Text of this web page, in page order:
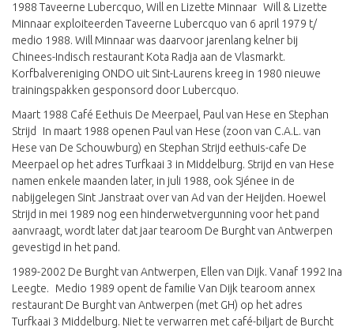
1988 Taveerne Lubercquo, Will en Lizette Minnaar Will & Lizette
Minnaar exploiteerden Taveerne Lubercquo van 6 april 1979 t/
medio 1988. Will Minnaar was daarvoor jarenlang kelner bij
Chinees-Indisch restaurant Kota Radja aan de Vlasmarkt.
Korfbalvereniging ONDO uit Sint-Laurens kreeg in 1980 nieuwe
trainingspakken gesponsord door Lubercquo.
Maart 1988 Café Eethuis De Meerpael, Paul van Hese en Stephan
Strijd In maart 1988 openen Paul van Hese (zoon van C.A.L. van
Hese van De Schouwburg) en Stephan Strijd eethuis-cafe De
Meerpael op het adres Turfkaai 3 in Middelburg. Strijd en van Hese
namen enkele maanden later, in juli 1988, ook Sjénee in de
nabijgelegen Sint Janstraat over van Ad van der Heijden. Hoewel
Strijd in mei 1989 nog een hinderwetvergunning voor het pand
aanvraagt, wordt later dat jaar tearoom De Burght van Antwerpen
gevestigd in het pand.
1989-2002 De Burght van Antwerpen, Ellen van Dijk. Vanaf 1992 Ina
Leegte. Medio 1989 opent de familie Van Dijk tearoom annex
restaurant De Burght van Antwerpen (met GH) op het adres
Turfkaai 3 Middelburg. Niet te verwarren met café-biljart de Burcht